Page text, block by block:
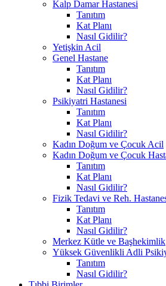
Kalp Damar Hastanesi
Tanıtım
Kat Planı
Nasıl Gidilir?
Yetişkin Acil
Genel Hastane
Tanıtım
Kat Planı
Nasıl Gidilir?
Psikiyatri Hastanesi
Tanıtım
Kat Planı
Nasıl Gidilir?
Kadın Doğum ve Çocuk Acil
Kadın Doğum ve Çocuk
Tanıtım
Kat Planı
Nasıl Gidilir?
Fizik Tedavi ve Reh.
Tanıtım
Kat Planı
Nasıl Gidilir?
Merkez Kütle ve Başhekimlik
Yüksek Güvenlikli Adli
Tanıtım
Nasıl Gidilir?